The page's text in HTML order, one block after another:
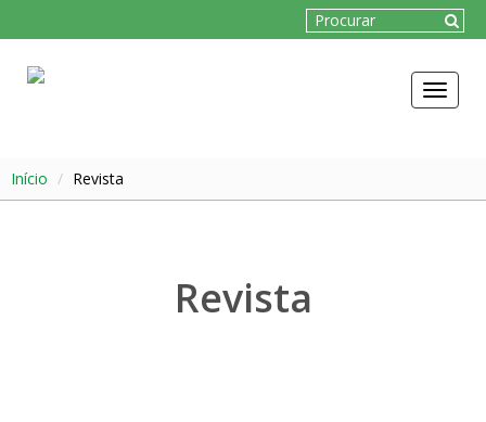
Toggle
Início Revista
Revista